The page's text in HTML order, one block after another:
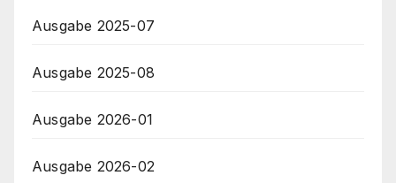
Ausgabe 2025-07
Ausgabe 2025-08
Ausgabe 2026-01
Ausgabe 2026-02